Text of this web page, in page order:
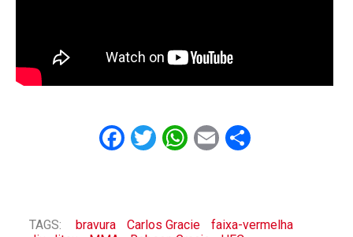
Facebook
Twitter
WhatsApp
EmailShare
TAGS: bravura Carlos Gracie
faixa-vermelha